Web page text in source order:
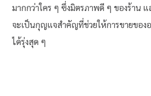
มากกว่าใคร ๆ ซึ่งมิตรภาพดี ๆ ของร้าน
จะเป็นกุญแจสำคัญที่ช่วยให้การขายขอ
ได้รุ่งสุด ๆ